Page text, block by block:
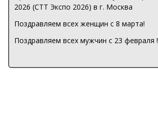
2026 (СТТ Экспо 2026) в г. Москва
Поздравляем всех женщин с 8 марта!
Поздравляем всех мужчин с 23 февраля !